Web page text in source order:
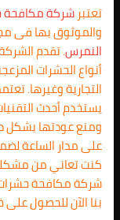
تعتبرشركة
والموثوق بها فى
النمرس. تقدم
أنواع الحشرات
التجارية وغيرها.
يستخدم أحدث
ومنع عودتها بشكل
على مدار الساعة
كنت تعاني من
شركة مكافحة
بنا الآن للحصول